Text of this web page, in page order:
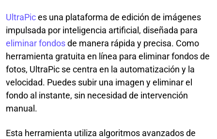
UltraPices una plataforma de edición de imágenes
impulsada por inteligencia artificial, diseñada para
eliminar fondosde manera rápida y precisa. Como
herramienta gratuita en línea para eliminar fondos de
fotos, UltraPic se centra en la automatización y la
velocidad. Puedes subir una imagen y eliminar el
fondo al instante, sin necesidad de intervención
manual.
Esta herramienta utiliza algoritmos avanzados de